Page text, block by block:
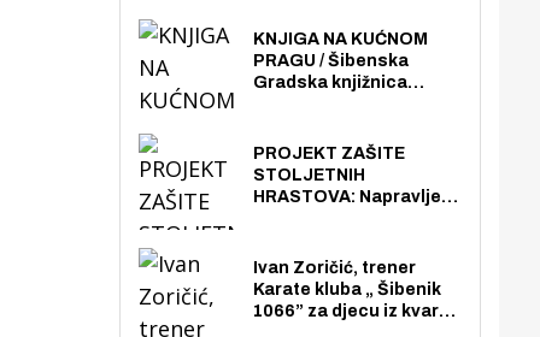
općoj upotrebi. Pristup
je slobodan i besplatan
za sve građane i
KNJIGA NA KUĆNOM
PRAGU / Šibenska
Gradska knjižnica
knjiga na kućnu adresu
električnim biciklom.
PROJEKT ZAŠITE
STOLJETNIH
HRASTOVA: Napravljen
Zmajevac
Ivan Zoričić, trener
Karate kluba „ Šibenik
1066” za djecu iz kvarta